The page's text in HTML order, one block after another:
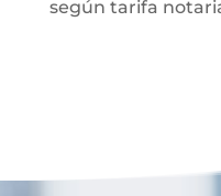
según tarifa